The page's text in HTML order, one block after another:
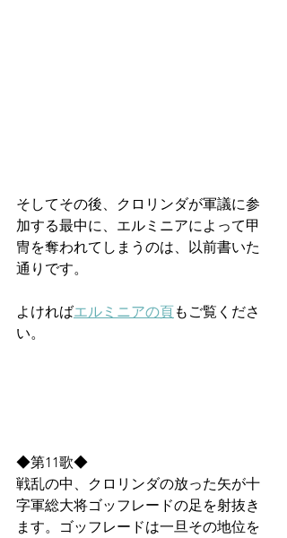
そしてその後、クロリンダが軍議に参
加する最中に、エルミニアによって甲
冑を奪われてしまうのは、以前書いた
通りです。
よければエルミニアの頁もご覧くださ
い。
◆第11歌◆
戦乱の中、クロリンダの放った矢が十
字軍総大将ゴッフレードの足を射抜き
ます。ゴッフレードは一旦その地位を